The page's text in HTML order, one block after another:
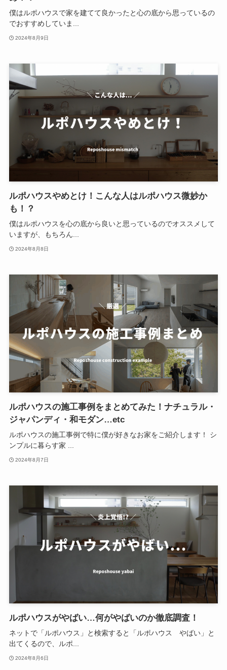
僕はルポハウスで家を建てて良かったと心の底から思っているの
でおすすめしていま...
2024年8月9日
ルポハウスやめとけ！こんな人はルポハウス微妙か
も！？
僕はルポハウスを心の底から良いと思っているのでオススメして
いますが、もちろん...
2024年8月8日
ルポハウスの施工事例をまとめてみた！ナチュラル・
ジャパンディ・和モダン…etc
ルポハウスの施工事例で特に僕が好きなお家をご紹介します！ シ
ンプルに暮らす家 ...
2024年8月7日
ルポハウスがやばい…何がやばいのか徹底調査！
ネットで「ルポハウス」と検索すると「ルポハウス やばい」と
出てくるので、ルポ...
2024年8月6日